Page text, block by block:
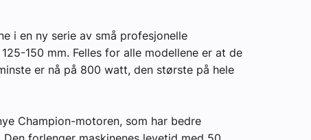
i en ny serie av små profesjonelle
150 mm. Felles for alle modellene er at de
er nå på 800 watt, den største på hele
Champion-motoren, som har bedre